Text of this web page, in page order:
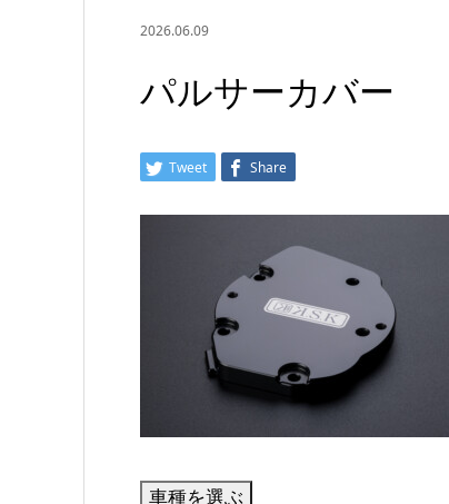
2026.06.09
パルサーカバー
Tweet Share